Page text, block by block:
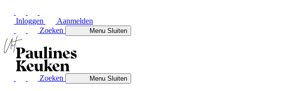
Inloggen
Aanmelden
Zoeken
MenuSluiten
Zoeken MenuSluiten